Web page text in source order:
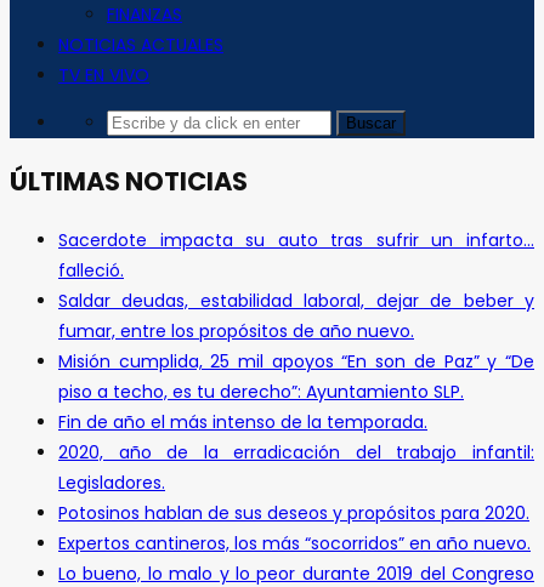
FINANZAS
NOTICIAS ACTUALES
TV EN VIVO
ÚLTIMAS NOTICIAS
Sacerdote impacta su auto tras sufrir un infarto…
falleció.
Saldar deudas, estabilidad laboral, dejar de beber y
fumar, entre los propósitos de año nuevo.
Misión cumplida, 25 mil apoyos “En son de Paz” y “De
piso a techo, es tu derecho”: Ayuntamiento SLP.
Fin de año el más intenso de la temporada.
2020, año de la erradicación del trabajo infantil:
Legisladores.
Potosinos hablan de sus deseos y propósitos para 2020.
Expertos cantineros, los más “socorridos” en año nuevo.
Lo bueno, lo malo y lo peor durante 2019 del Congreso